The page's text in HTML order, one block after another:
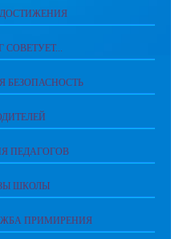
СОВЕТУЕТ...
БЕЗОПАСНОСТЬ
ПЕДАГОГОВ
ШКОЛЫ
ПРИМИРЕНИЯ